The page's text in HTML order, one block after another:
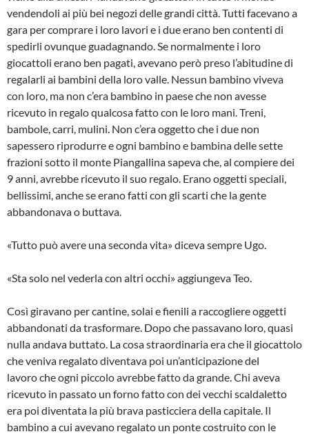
vendendoli ai più bei negozi delle grandi città. Tutti facevano a
gara per comprare i loro lavori e i due erano ben contenti di
spedirli ovunque guadagnando. Se normalmente i loro
giocattoli erano ben pagati, avevano però preso l’abitudine di
regalarli ai bambini della loro valle. Nessun bambino viveva
con loro, ma non c’era bambino in paese che non avesse
ricevuto in regalo qualcosa fatto con le loro mani. Treni,
bambole, carri, mulini. Non c’era oggetto che i due non
sapessero riprodurre e ogni bambino e bambina delle sette
frazioni sotto il monte Piangallina sapeva che, al compiere dei
9 anni, avrebbe ricevuto il suo regalo. Erano oggetti speciali,
bellissimi, anche se erano fatti con gli scarti che la gente
abbandonava o buttava.
«Tutto può avere una seconda vita» diceva sempre Ugo.
«Sta solo nel vederla con altri occhi» aggiungeva Teo.
Così giravano per cantine, solai e fienili a raccogliere oggetti
abbandonati da trasformare. Dopo che passavano loro, quasi
nulla andava buttato. La cosa straordinaria era che il giocattolo
che veniva regalato diventava poi un’anticipazione del
lavoro che ogni piccolo avrebbe fatto da grande. Chi aveva
ricevuto in passato un forno fatto con dei vecchi scaldaletto
era poi diventata la più brava pasticciera della capitale. Il
bambino a cui avevano regalato un ponte costruito con le